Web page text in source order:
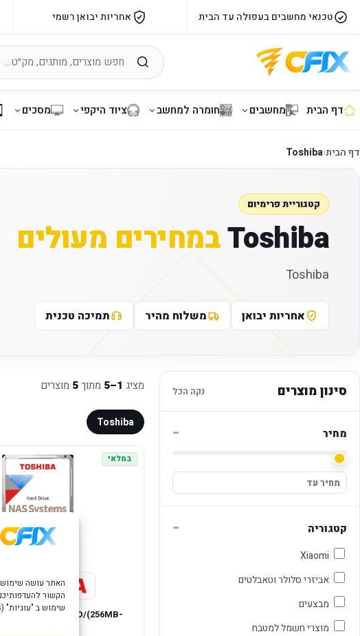
הקשור
שימוש ב "עוגיות" (Cookies) שלה ושל צדדים שלישיים. מידע נוסף ניתן למצוא ב
טכנאי מחשבים בעפולה עד הבית אחריות יבואן רשמי
דף הבית מחשבים חומרה למחשב ציוד היקפי מסכים
דף הבית‹
Toshiba
קטגוריית פרימיום
Toshibaבמחירים מעולים
Toshiba
אחריות יבואן משלוח מהיר תמיכה טכנית
סינון מוצרים נקה הכל
מחיר −
קטגוריה −
אביזרי סלולר וטאבלטים
מבצעים
מוצרי חשמל למטבח
מציג 1–5 מתוך5 מוצרים
Toshiba
במלאי
22TB NAS HDD/(256MB-